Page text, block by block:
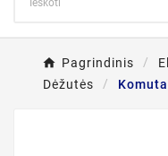
Pagrindinis
Dėžutės